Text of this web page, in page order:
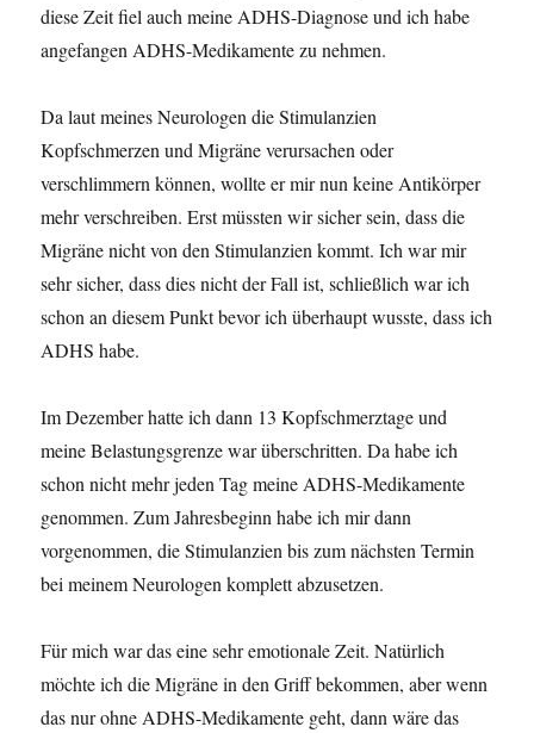
diese Zeit fiel auch meine ADHS-Diagnose und ich habe
angefangen ADHS-Medikamente zu nehmen.
Da laut meines Neurologen die Stimulanzien
Kopfschmerzen und Migräne verursachen oder
verschlimmern können, wollte er mir nun keine Antikörper
mehr verschreiben. Erst müssten wir sicher sein, dass die
Migräne nicht von den Stimulanzien kommt. Ich war mir
sehr sicher, dass dies nicht der Fall ist, schließlich war ich
schon an diesem Punkt bevor ich überhaupt wusste, dass ich
ADHS habe.
Im Dezember hatte ich dann 13 Kopfschmerztage und
meine Belastungsgrenze war überschritten. Da habe ich
schon nicht mehr jeden Tag meine ADHS-Medikamente
genommen. Zum Jahresbeginn habe ich mir dann
vorgenommen, die Stimulanzien bis zum nächsten Termin
bei meinem Neurologen komplett abzusetzen.
Für mich war das eine sehr emotionale Zeit. Natürlich
möchte ich die Migräne in den Griff bekommen, aber wenn
das nur ohne ADHS-Medikamente geht, dann wäre das